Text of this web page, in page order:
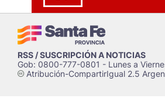
RSS / SUSCRIPCIÓN A NOTICIAS
Gob: 0800-777-0801 - Lunes a
cAtribución-CompartirIgual 2.5